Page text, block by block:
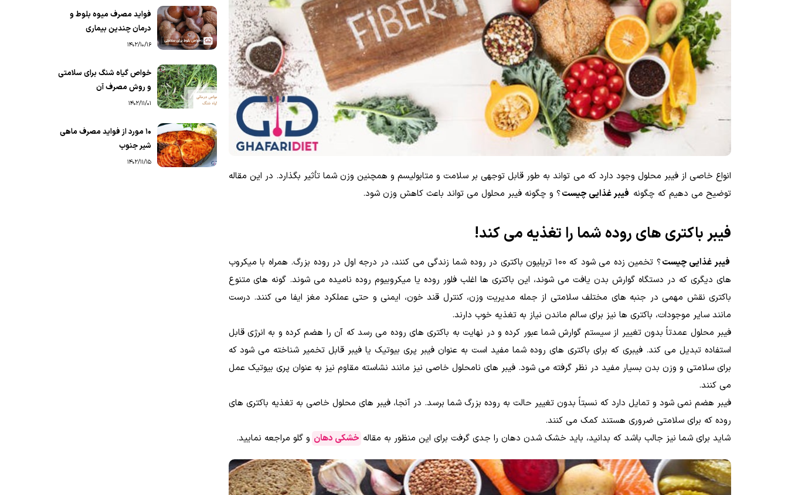
انواع خاصی از فیبر محلول وجود دارد که می تواند به طور قابل توجهی بر سلامت و متابولیسم و همچنین وزن شما تأثیر بگذارد. در این مقاله
توضیح می دهیم که چگونه فیبر غذایی چیست؟ و چگونه فیبر محلول می تواند باعث کاهش وزن شود.
فیبر باکتری های روده شما را تغذیه می کند!
فیبر غذایی چیست
؟ تخمین زده می شود که 100 تریلیون باکتری در روده شما زندگی می کنند، در درجه اول در روده بزرگ. همراه با میکروب
های دیگری که در دستگاه گوارش بدن یافت می شوند، این باکتری ها اغلب فلور روده یا میکروبیوم روده نامیده می شوند. گونه های متنوع
باکتری نقش مهمی در جنبه های مختلف سلامتی از جمله مدیریت وزن، کنترل قند خون، ایمنی و حتی عملکرد مغز ایفا می کنند. درست
مانند سایر موجودات، باکتری ها نیز برای سالم ماندن نیاز به تغذیه خوب دارند.
فیبر محلول عمدتاً بدون تغییر از سیستم گوارش شما عبور کرده و در نهایت به باکتری های روده می رسد که آن را هضم کرده و به انرژی قابل
استفاده تبدیل می کند. فیبری که برای باکتری های روده شما مفید است به عنوان فیبر پری بیوتیک یا فیبر قابل تخمیر شناخته می شود که
برای سلامتی و وزن بدن بسیار مفید در نظر گرفته می شود. فیبر های نامحلول خاصی نیز مانند نشاسته مقاوم نیز به عنوان پری بیوتیک عمل
می کنند.
فیبر هضم نمی شود و تمایل دارد که نسبتاً بدون تغییر حالت به روده بزرگ شما برسد. در آنجا، فیبر های محلول خاصی به تغذیه باکتری های
روده که برای سلامتی ضروری هستند کمک می کنند.
شاید برای شما نیز جالب باشد که بدانید، باید خشک شدن دهان را جدی گرفت برای این منظور به مقاله خشکی دهان و گلو مراجعه نمایید.
فواید مصرف میوه بلوط و
درمان چندین بیماری
1402/10/16
خواص گیاه شنگ برای سلامتی
و روش مصرف آن
1402/11/01
۱۰ مورد از فواید مصرف ماهی
شیر جنوب
1402/11/15